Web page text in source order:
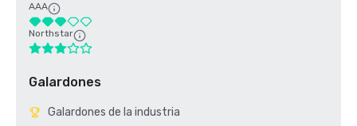
AAA
Northstar
Galardones
Galardones de la industria